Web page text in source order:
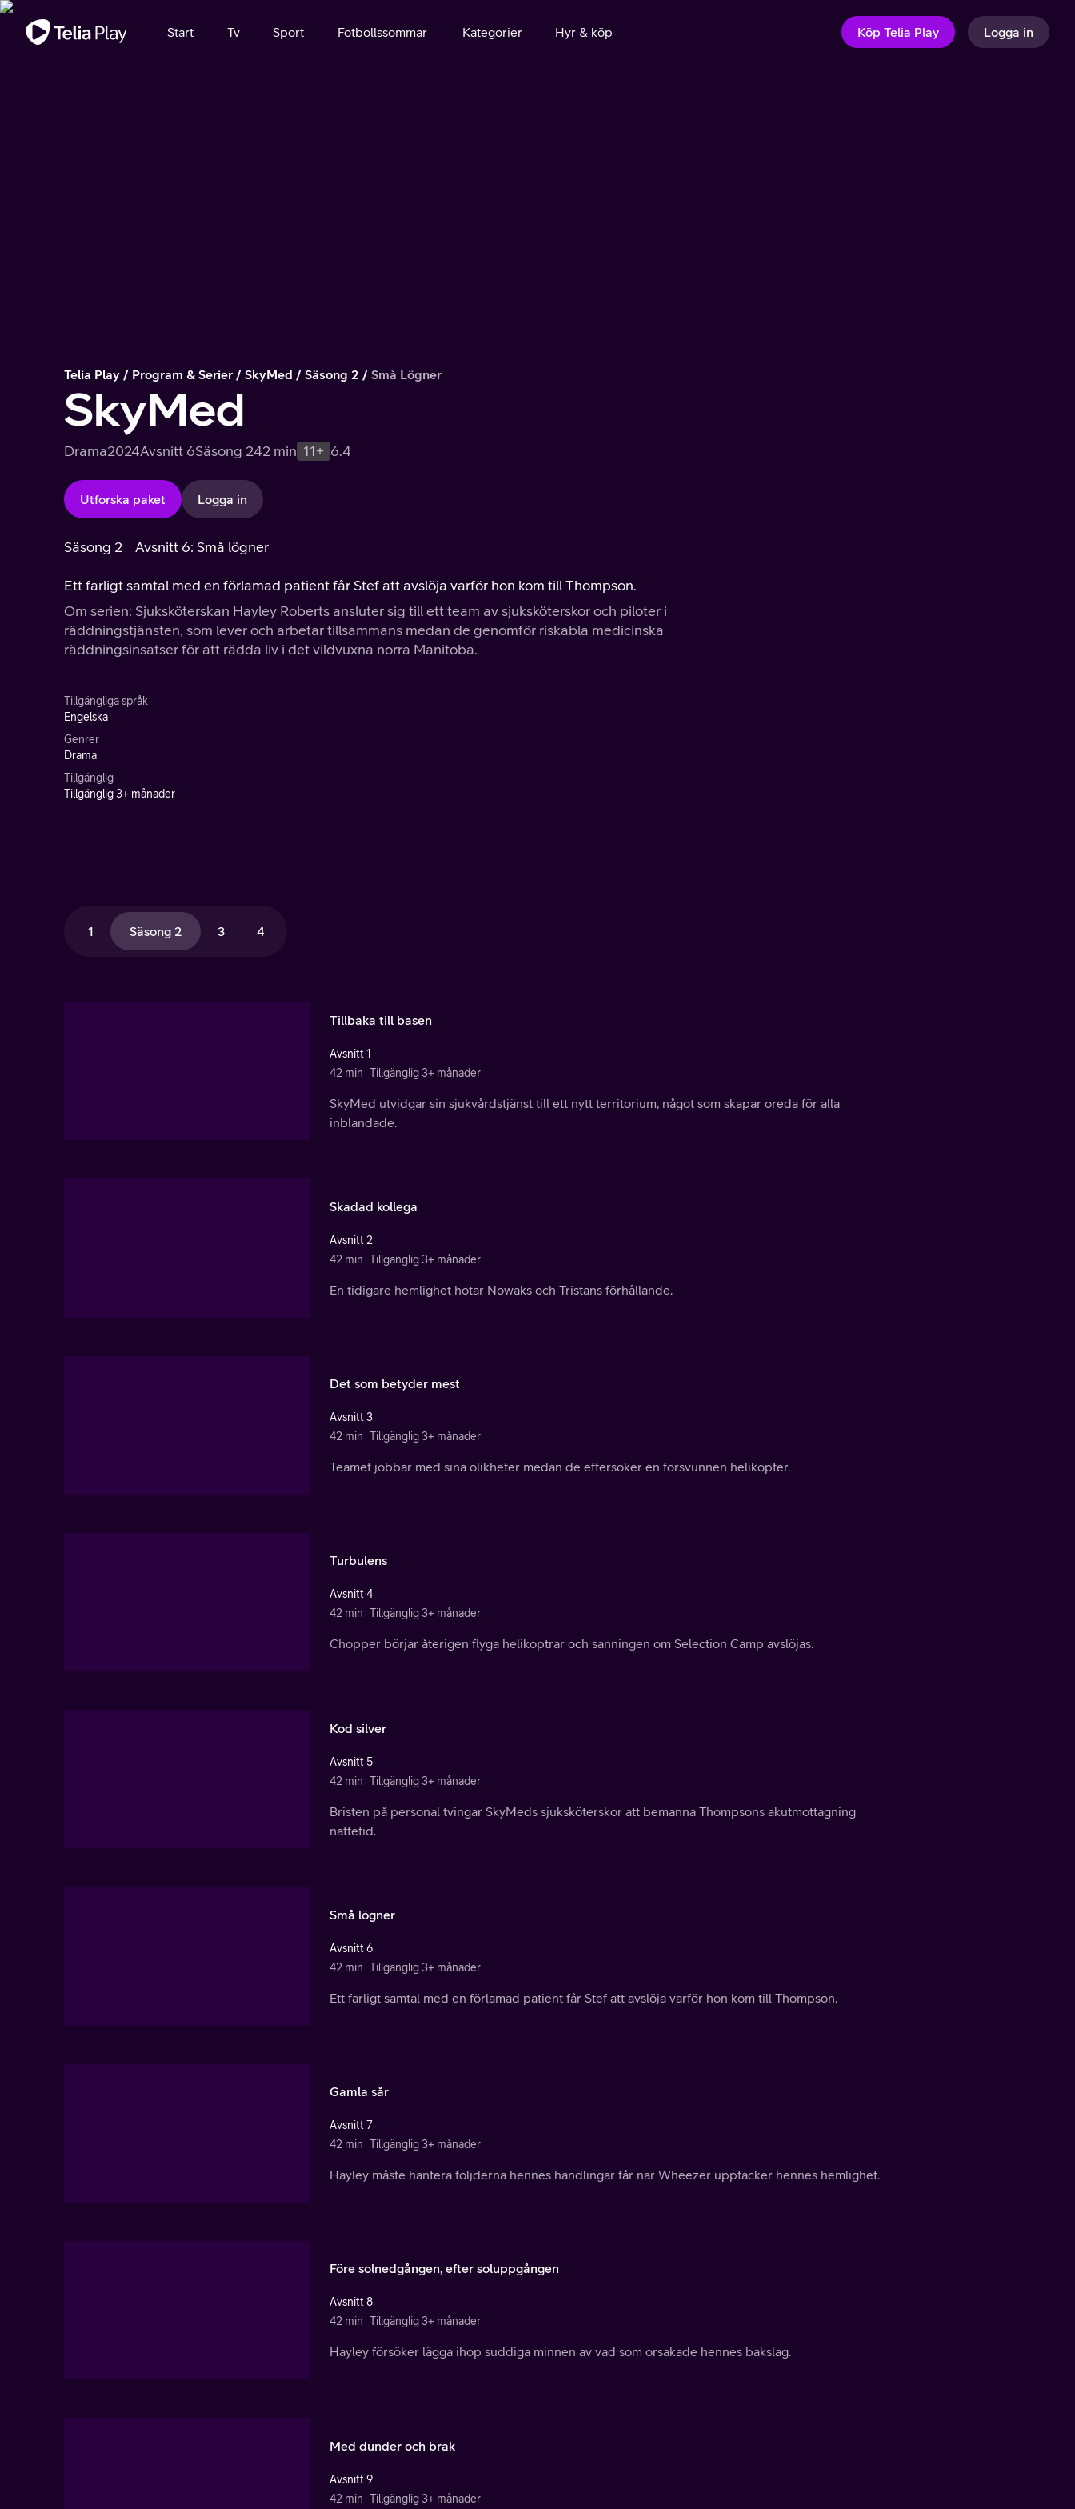
Viktigt meddelande
Start Tv Sport Fotbollssommar Kategorier Hyr & köp Köp Telia Play Logga in
Telia Play Program & Serier SkyMed Säsong 2 Små Lögner
SkyMed
Drama2024Avsnitt 6Säsong 242 min 11+ 6.4
Utforska paket Logga in
Säsong 2 Avsnitt 6: Små lögner
Ett farligt samtal med en förlamad patient får Stef att avslöja varför hon kom till Thompson.
Om serien: Sjuksköterskan Hayley Roberts ansluter sig till ett team av sjuksköterskor och piloter i
räddningstjänsten, som lever och arbetar tillsammans medan de genomför riskabla medicinska
räddningsinsatser för att rädda liv i det vildvuxna norra Manitoba.
Tillgängliga språk
Engelska
Genrer
Drama
Tillgänglig
Tillgänglig 3+ månader
1 Säsong 2 3 4
Tillbaka till basen
Avsnitt 1
42 min Tillgänglig 3+ månader
SkyMed utvidgar sin sjukvårdstjänst till ett nytt territorium, något som skapar oreda för alla
inblandade.
Skadad kollega
Avsnitt 2
42 min Tillgänglig 3+ månader
En tidigare hemlighet hotar Nowaks och Tristans förhållande.
Det som betyder mest
Avsnitt 3
42 min Tillgänglig 3+ månader
Teamet jobbar med sina olikheter medan de eftersöker en försvunnen helikopter.
Turbulens
Avsnitt 4
42 min Tillgänglig 3+ månader
Chopper börjar återigen flyga helikoptrar och sanningen om Selection Camp avslöjas.
Kod silver
Avsnitt 5
42 min Tillgänglig 3+ månader
Bristen på personal tvingar SkyMeds sjuksköterskor att bemanna Thompsons akutmottagning
nattetid.
Små lögner
Avsnitt 6
42 min Tillgänglig 3+ månader
Ett farligt samtal med en förlamad patient får Stef att avslöja varför hon kom till Thompson.
Gamla sår
Avsnitt 7
42 min Tillgänglig 3+ månader
Hayley måste hantera följderna hennes handlingar får när Wheezer upptäcker hennes hemlighet.
Före solnedgången, efter soluppgången
Avsnitt 8
42 min Tillgänglig 3+ månader
Hayley försöker lägga ihop suddiga minnen av vad som orsakade hennes bakslag.
Med dunder och brak
Avsnitt 9
42 min Tillgänglig 3+ månader